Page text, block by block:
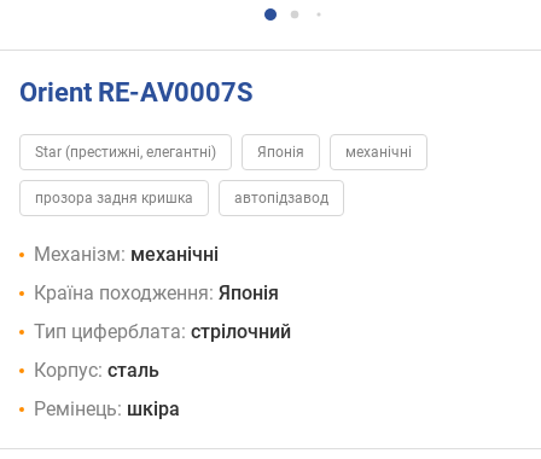
Orient RE-AV0007S
Star (престижні, елегантні) Японія механічні
прозора задня кришка автопідзавод
Механізм: механічні
Країна походження: Японія
Тип циферблата: стрілочний
Корпус: сталь
Ремінець: шкіра